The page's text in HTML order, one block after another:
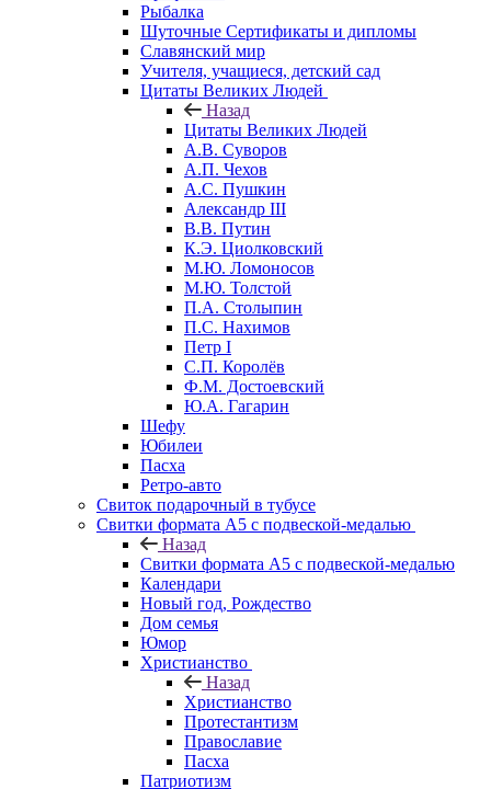
Рыбалка
Шуточные Сертификаты и дипломы
Славянский мир
Учителя, учащиеся, детский сад
Цитаты Великих Людей
Назад
Цитаты Великих Людей
А.В. Суворов
А.П. Чехов
А.С. Пушкин
Александр III
В.В. Путин
К.Э. Циолковский
М.Ю. Ломоносов
М.Ю. Толстой
П.А. Столыпин
П.С. Нахимов
Петр I
С.П. Королёв
Ф.М. Достоевский
Ю.А. Гагарин
Шефу
Юбилеи
Пасха
Ретро-авто
Свиток подарочный в тубусе
Свитки формата А5 с подвеской-медалью
Назад
Свитки формата А5 с подвеской-медалью
Календари
Новый год, Рождество
Дом семья
Юмор
Христианство
Назад
Христианство
Протестантизм
Православие
Пасха
Патриотизм